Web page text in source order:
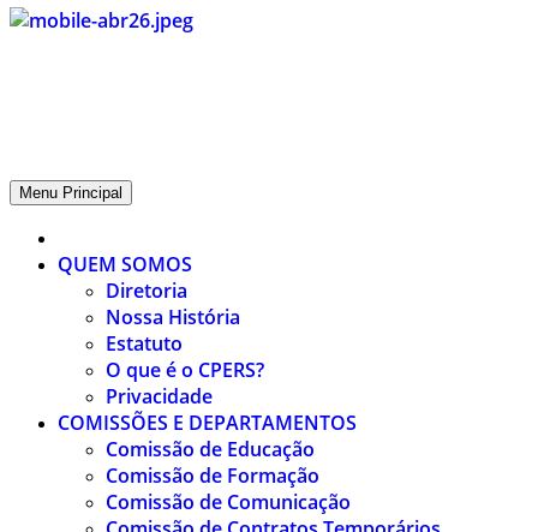
CPERS – Sindicato
CPERS – Sindicato dos Professores e Funcionários de escola do
Menu Principal
QUEM SOMOS
Diretoria
Nossa História
Estatuto
O que é o CPERS?
Privacidade
COMISSÕES E DEPARTAMENTOS
Comissão de Educação
Comissão de Formação
Comissão de Comunicação